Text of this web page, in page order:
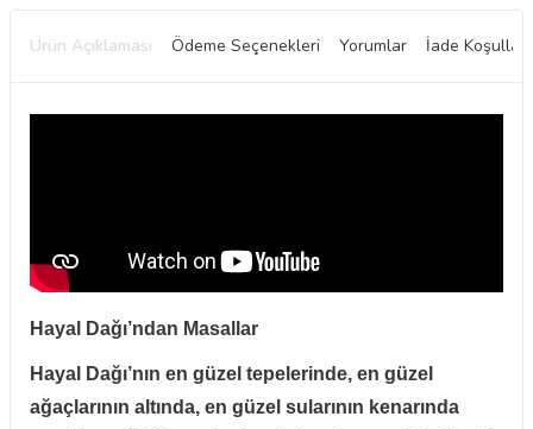
Ürün Açıklaması Ödeme Seçenekleri Yorumlar İade Koşulları
Hayal Dağı’ndan Masallar
Hayal Dağı’nın en güzel tepelerinde, en güzel
ağaçlarının altında, en güzel sularının kenarında